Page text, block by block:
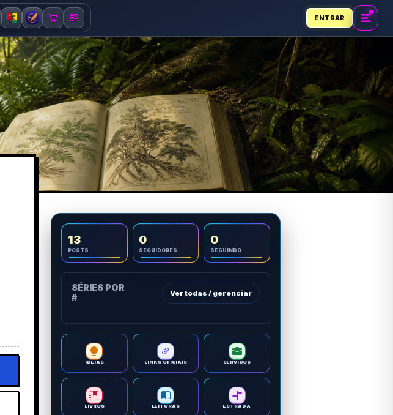
ENTRAR
13
POSTS
0
SEGUIDORES
0
SEGUINDO
SÉRIES POR
#
Ver todas / gerenciar
IDEIAS LINKS OFICIAIS SERVIÇOS
LIVROS LEITURAS ESTRADA